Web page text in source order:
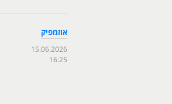
אוזמפיק
15.06.2026
16:25